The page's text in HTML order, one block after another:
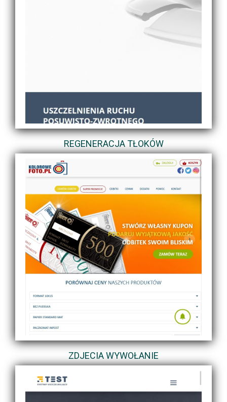
REGENERACJA TŁOKÓW
ZDJECIA WYWOŁANIE